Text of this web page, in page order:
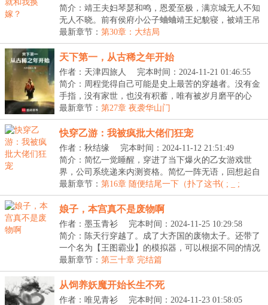
简介：靖王夫妇琴瑟和鸣，恩爱至极，满京城无人不知
无人不晓。前有侯府小公子蛐蛐靖王妃貌寝，被靖王吊
树...
最新章节： 第30章：大结局
天下第一，从古稀之年开始
作者：天津四旅人
完本时间：2024-11-21 01:46:55
简介：周程觉得自己可能是史上最苦的穿越者。没有金
手指，没有家世，也没有积蓄，唯有被岁月磨平的心
态，...
最新章节： 第27章 夜袭华山门
快穿乙游：我被疯批大佬们狂宠
作者：秋结缘
完本时间：2024-11-12 21:51:49
简介：简忆一觉睡醒，穿进了当下爆火的乙女游戏世
界，公司系统递来内测资格。简忆一阵无语，回想起自
己才...
最新章节： 第16章 随便结尾一下（扑了这书( ; _ ;
)/~~~）
娘子，本宫真不是废物啊
作者：墨玉青衫
完本时间：2024-11-25 10:29:58
简介：陈天行穿越了。成了大齐国的废物太子。还带了
一个名为【王图霸业】的模拟器，可以根据不同的情况
进...
最新章节： 第三十章 完结篇
从饲养妖魔开始长生不死
作者：唯见青衫
完本时间：2024-11-23 01:58:05